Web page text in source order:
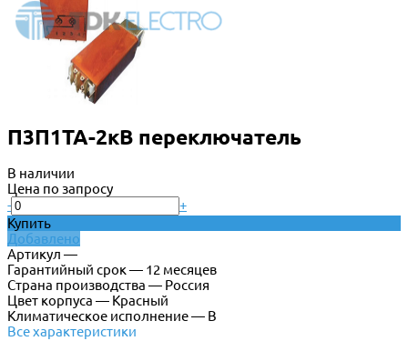
П3П1ТА-2кВ переключатель
В наличии
Цена по запросу
-
+
Купить
Добавлено
Артикул —
Гарантийный срок — 12 месяцев
Страна производства — Россия
Цвет корпуса — Красный
Климатическое исполнение — В
Все характеристики